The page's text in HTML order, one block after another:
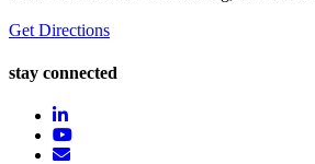
Get Directions
stay connected